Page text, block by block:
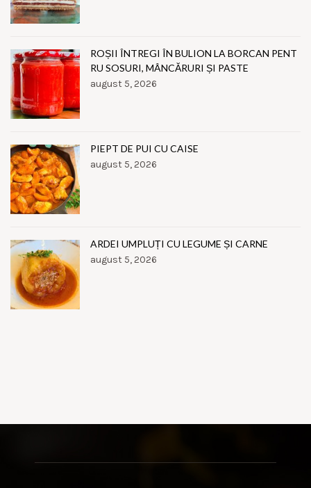
ROȘII ÎNTREGI ÎN BULION LA BORCAN PENT
RU SOSURI, MÂNCĂRURI ȘI PASTE
august 5, 2026
PIEPT DE PUI CU CAISE
august 5, 2026
ARDEI UMPLUȚI CU LEGUME ȘI CARNE
august 5, 2026